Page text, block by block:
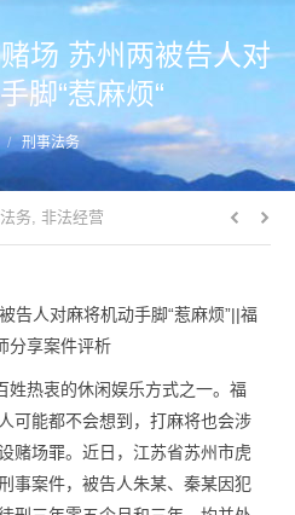
场 苏州两被告人对
脚“惹麻烦“
刑事法务
务, 非法经营
告人对麻将机动手脚“惹麻烦”||福
分享案件评析
姓热衷的休闲娱乐方式之一。福
可能都不会想到，打麻将也会涉
赌场罪。近日，江苏省苏州市虎
事案件，被告人朱某、秦某因犯